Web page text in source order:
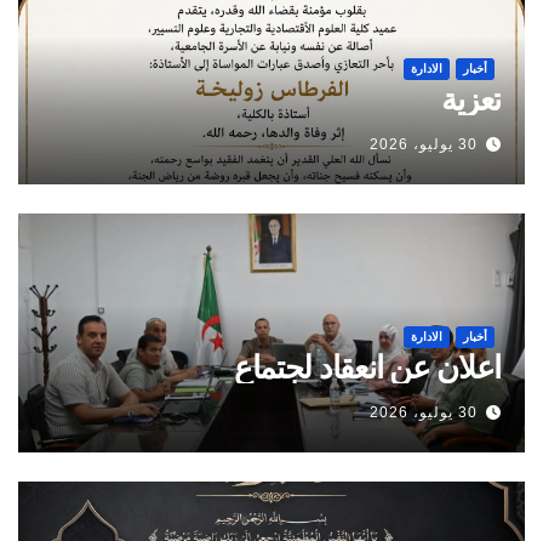
أخبار الادارة
تعزية
30 يوليو، 2026
أخبار الادارة
اعلان عن انعقاد لجتماع
30 يوليو، 2026